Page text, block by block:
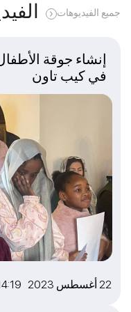
جميع الفيديوهات
22 أغسطس 2023 14:19
إنشاء جوقة
في كيب تاون